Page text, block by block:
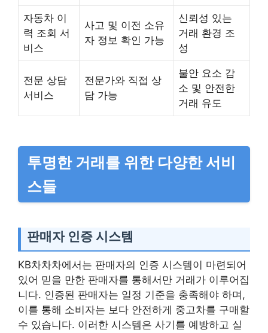
자동차 이
력 조회 서
비스
사고 및 이전 소유
자 정보 확인 가능
신뢰성 있는
거래 환경 조
성
전문 상담
서비스
전문가와 직접 상
담 가능
불안 요소 감
소 및 안전한
거래 유도
투명한 거래를 위한 다양한 서비
스들
판매자 인증 시스템
KB차차차에서는 판매자의 인증 시스템이 마련되어
있어 믿을 만한 판매자를 통해서만 거래가 이루어집
니다. 인증된 판매자는 일정 기준을 충족해야 하며,
이를 통해 소비자는 보다 안전하게 중고차를 구매할
수 있습니다. 이러한 시스템은 사기를 예방하고 실